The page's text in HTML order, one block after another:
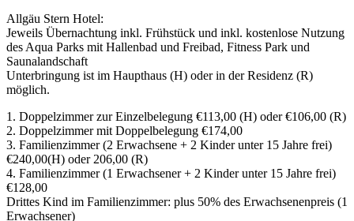
Allgäu Stern Hotel:
Jeweils Übernachtung inkl. Frühstück und inkl. kostenlose Nutzung
des Aqua Parks mit Hallenbad und Freibad, Fitness Park und
Saunalandschaft
Unterbringung ist im Haupthaus (H) oder in der Residenz (R)
möglich.
1. Doppelzimmer zur Einzelbelegung €113,00 (H) oder €106,00 (R)
2. Doppelzimmer mit Doppelbelegung €174,00
3. Familienzimmer (2 Erwachsene + 2 Kinder unter 15 Jahre frei)
€240,00(H) oder 206,00 (R)
4. Familienzimmer (1 Erwachsener + 2 Kinder unter 15 Jahre frei)
€128,00
Drittes Kind im Familienzimmer: plus 50% des Erwachsenenpreis (1
Erwachsener)